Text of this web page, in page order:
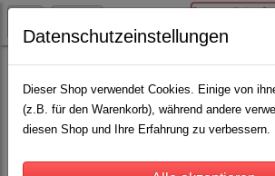
Rinderhaltung Klauenpflege
Datenschutzeinstellungen
Dieser Shop verwendet Cookies. Einige von
(z.B. für den Warenkorb), während andere
diesen Shop und Ihre Erfahrung zu verbessern.